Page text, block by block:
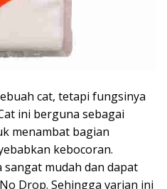
cat, tetapi fungsinya
ini berguna sebagai
menambat bagian
kebocoran.
mudah dan dapat
Drop. Sehingga varian ini